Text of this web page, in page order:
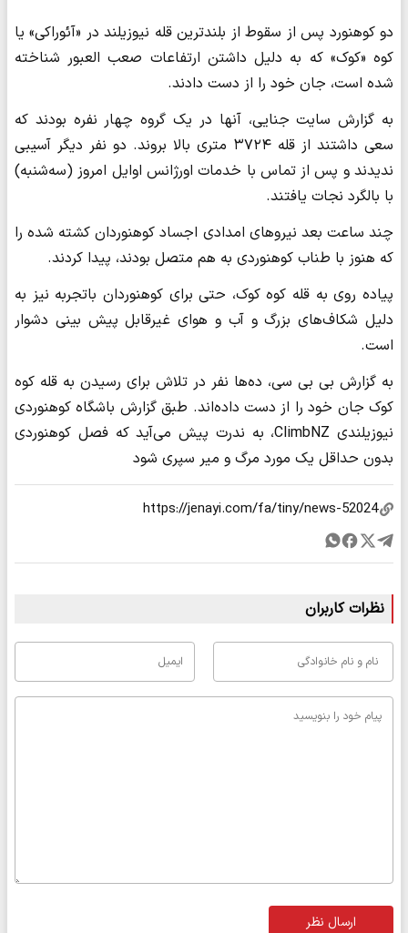
دو کوهنورد پس از سقوط از بلندترین قله نیوزیلند در «آئوراکی» یا
کوه «کوک» که به دلیل داشتن ارتفاعات صعب العبور شناخته
شده است، جان خود را از دست دادند.
به گزارش سایت جنایی، آنها در یک گروه چهار نفره بودند که
سعی داشتند از قله ۳۷۲۴ متری بالا بروند. دو نفر دیگر آسیبی
ندیدند و پس از تماس با خدمات اورژانس اوایل امروز (سه‌شنبه)
با بالگرد نجات یافتند.
چند ساعت بعد نیروهای امدادی اجساد کوهنوردان کشته شده را
که هنوز با طناب کوهنوردی به هم متصل بودند، پیدا کردند.
پیاده روی به قله کوه کوک، حتی برای کوهنوردان باتجربه نیز به
دلیل شکاف‌های بزرگ و آب و هوای غیرقابل پیش بینی دشوار
است.
به گزارش بی بی سی، ده‌ها نفر در تلاش برای رسیدن به قله کوه
کوک جان خود را از دست داده‌اند. طبق گزارش باشگاه کوهنوردی
نیوزیلندی ClimbNZ، به ندرت پیش می‌آید که فصل کوهنوردی
بدون حداقل یک مورد مرگ و میر سپری شود
نظرات کاربران
ارسال نظر